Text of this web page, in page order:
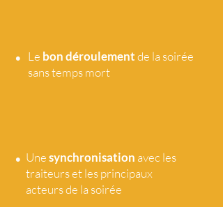
• Le bon déroulementde la soirée
sans temps mort
• Unesynchronisation avec les
traiteurs et les principaux
acteurs de la soirée